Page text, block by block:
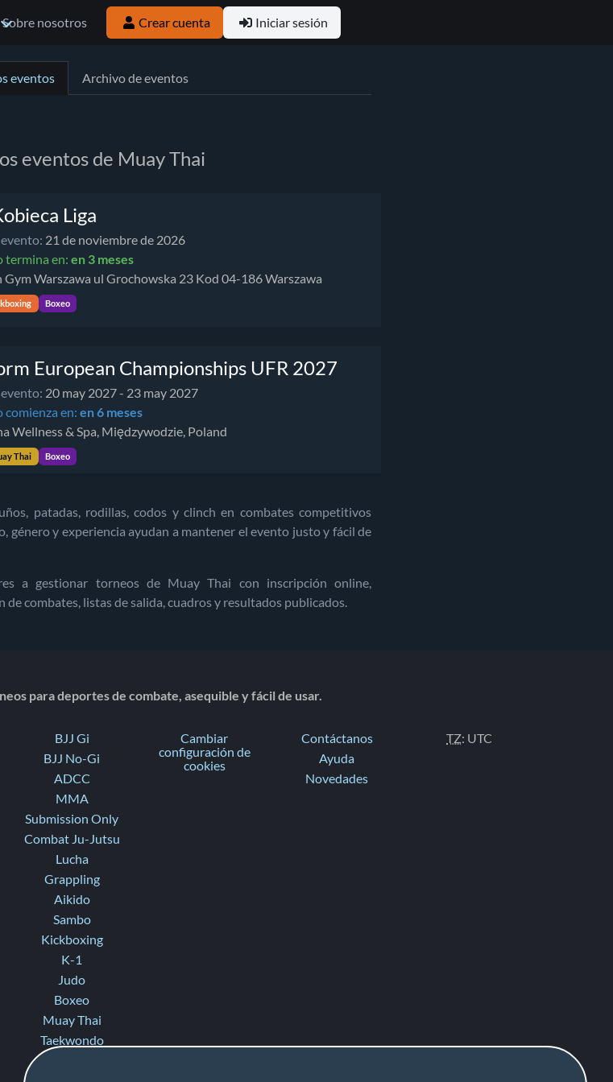
Sobre nosotros Crear cuenta Iniciar sesión
eventos Archivo de eventos
eventos de Muay Thai
Liga
21 de noviembre de 2026
termina en: en 3 meses
Gym Warszawa ul Grochowska 23 Kod 04-186 Warszawa
Boxeo
European Championships UFR 2027
20 may 2027 - 23 may 2027
comienza en: en 6 meses
Wellness & Spa, Międzywodzie, Poland
Thai Boxeo
patadas, rodillas, codos y clinch en combates competitivos
género y experiencia ayudan a mantener el evento justo y fácil de
a gestionar torneos de Muay Thai con inscripción online,
combates, listas de salida, cuadros y resultados publicados.
para deportes de combate, asequible y fácil de usar.
BJJ Gi
BJJ No-Gi
ADCC
MMA
Submission Only
Combat Ju-Jutsu
Lucha
Grappling
Aikido
Sambo
Kickboxing
K-1
Judo
Boxeo
Muay Thai
Taekwondo
Cambiar
configuración de
cookies
Contáctanos
Ayuda
Novedades
TZ: UTC